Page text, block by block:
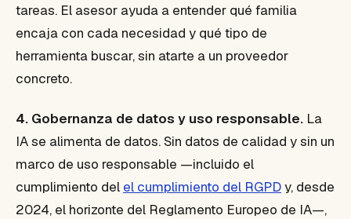
tareas. El asesor ayuda a entender qué familia
encaja con cada necesidad y qué tipo de
herramienta buscar, sin atarte a un proveedor
concreto.
4. Gobernanza de datos y uso responsable. La
IA se alimenta de datos. Sin datos de calidad y sin un
marco de uso responsable —incluido el
cumplimiento del el cumplimiento del RGPDy, desde
2024, el horizonte del Reglamento Europeo de IA—,